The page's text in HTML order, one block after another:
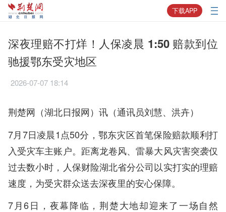
下载APP
深夜理赔不打烊！人保凌晨 1:50 赔款到位
驰援鄂东受灾地区
2026-07-07 18:14
荆楚网（湖北日报网）讯（通讯员刘慧、洪卉）
7月7日凌晨1点50分，鄂东灾区首笔保险赔款顺利打
入受灾车主账户。距离龙卷风、雷暴大风灾害突袭仅
过去数小时，人保财险湖北省分公司以实打实的理赔
速度，为受灾群众送去深夜里的安心保障。
7月6日，夜幕降临，荆楚大地却迎来了一场自然